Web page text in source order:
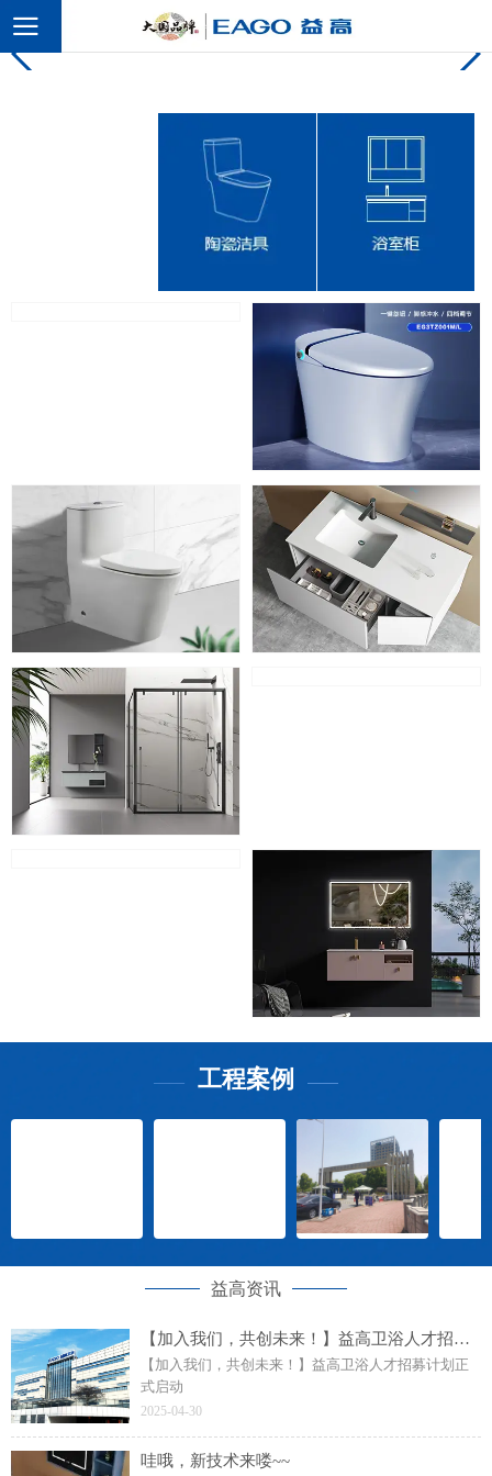
—— 工程案例 ——
益高资讯
【加入我们，共创未来！】益高卫浴人才招募计划正式启动
【加入我们，共创未来！】益高卫浴人才招募计划正
式启动
2025-04-30
哇哦，新技术来喽~~